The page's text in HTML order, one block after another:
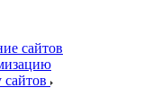
сайтов
сайтов